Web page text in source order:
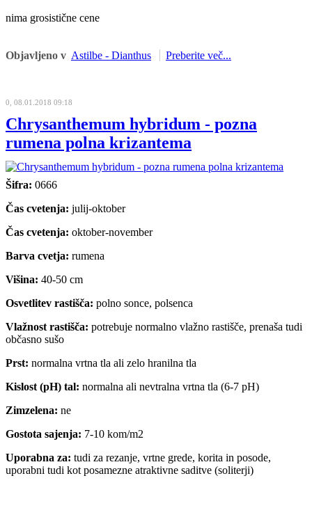
nima grosistične cene
Objavljeno v Astilbe - Dianthus Preberite več...
0, 08.01.2018 09:18
Chrysanthemum hybridum - pozna
rumena polna krizantema
Šifra: 0666
Čas cvetenja: julij-oktober
Čas cvetenja: oktober-november
Barva cvetja: rumena
Višina: 40-50 cm
Osvetlitev rastišča: polno sonce, polsenca
Vlažnost rastišča: potrebuje normalno vlažno rastišče, prenaša tudi
občasno sušo
Prst: normalna vrtna tla ali zelo hranilna tla
Kislost (pH) tal: normalna ali nevtralna vrtna tla (6-7 pH)
Zimzelena: ne
Gostota sajenja: 7-10 kom/m2
Uporabna za: tudi za rezanje, vrtne grede, korita in posode,
uporabni tudi kot posamezne atraktivne saditve (soliterji)